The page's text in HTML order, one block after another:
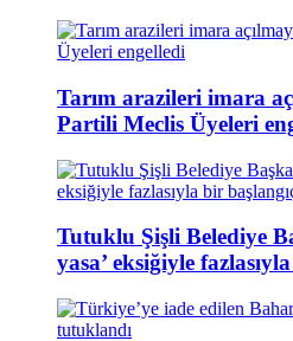
Tarım arazileri imara
Partili Meclis Üyeleri
Tutuklu Şişli Belediye
yasa’ eksiğiyle